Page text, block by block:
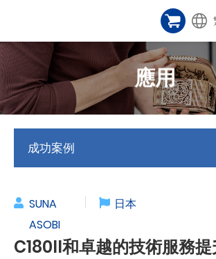
應用
成功案例
SUNA
ASOBI
日本
C180II和卓越的技術服務